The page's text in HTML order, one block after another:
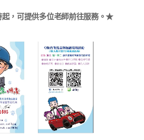
，可提供多位老師前往服務。★